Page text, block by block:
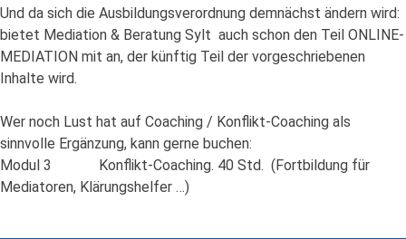
Und da sich die Ausbildungsverordnung demnächst ändern wird:
bietet Mediation & Beratung Sylt auch schon den Teil ONLINE-
MEDIATION mit an, der künftig Teil der vorgeschriebenen
Inhalte wird.
Wer noch Lust hat auf Coaching / Konflikt-Coaching als
sinnvolle Ergänzung, kann gerne buchen:
Modul 3 Konflikt-Coaching. 40 Std. (Fortbildung für
Mediatoren, Klärungshelfer …)